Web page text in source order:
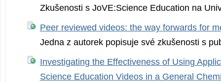
Zkušenosti s JoVE:Science Education na
Peer reviewed videos: the way forwards for
Jedna z autorek popisuje své zkušenosti s
Investigating the Effectiveness of Using
Science Education Videos in a General